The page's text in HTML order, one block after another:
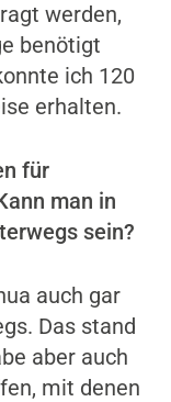
werden,
benötigt
ich 120
erhalten.
für
man in
sein?
auch gar
Das stand
aber auch
mit denen